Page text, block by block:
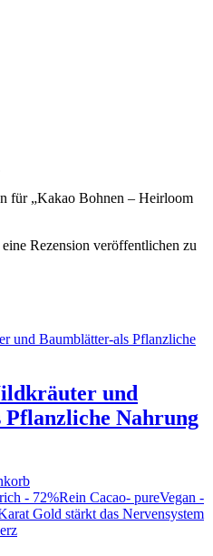
für „Kakao Bohnen – Heirloom
Rezension veröffentlichen zu
und
Nahrung